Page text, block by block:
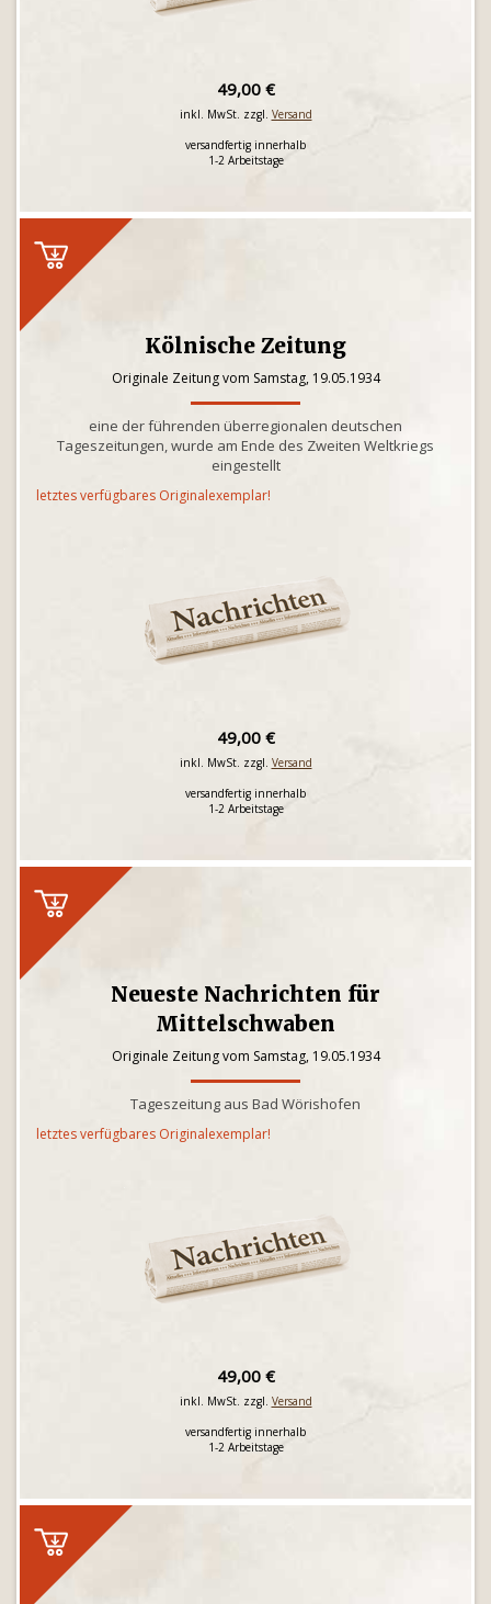
49,00 €
inkl. MwSt. zzgl. Versand
versandfertig innerhalb
1-2 Arbeitstage
Kölnische Zeitung
Originale Zeitung vom Samstag, 19.05.1934
eine der führenden überregionalen deutschen
Tageszeitungen, wurde am Ende des Zweiten Weltkriegs
eingestellt
letztes verfügbares Originalexemplar!
49,00 €
inkl. MwSt. zzgl. Versand
versandfertig innerhalb
1-2 Arbeitstage
Neueste Nachrichten für
Mittelschwaben
Originale Zeitung vom Samstag, 19.05.1934
Tageszeitung aus Bad Wörishofen
letztes verfügbares Originalexemplar!
49,00 €
inkl. MwSt. zzgl. Versand
versandfertig innerhalb
1-2 Arbeitstage